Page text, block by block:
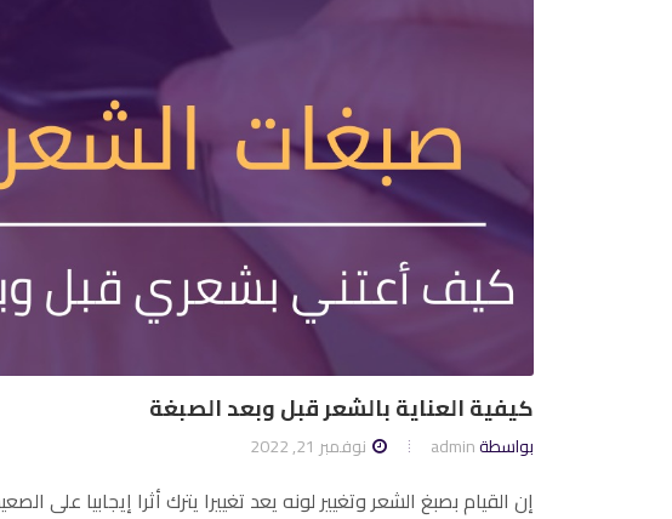
كيفية العناية بالشعر قبل وبعد الصبغة
بواسطةadmin نوفمبر 21, 2022
إن القيام بصبغ الشعر وتغيير لونه يعد تغييرا يترك أثرا إيجابيا على